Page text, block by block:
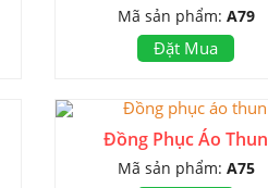
Mã sản phẩm: A79
Đặt Mua
Đồng Phục Áo Thun
Mã sản phẩm: A75